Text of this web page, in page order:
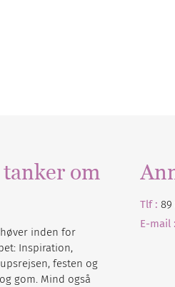
om
inden for
Inspiration,
festen og
gom. Mind også
Tlf : 89
E-mail :